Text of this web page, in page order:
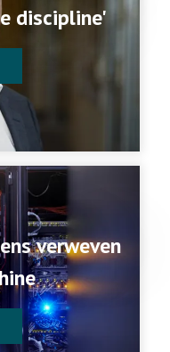
discipline'
verweven